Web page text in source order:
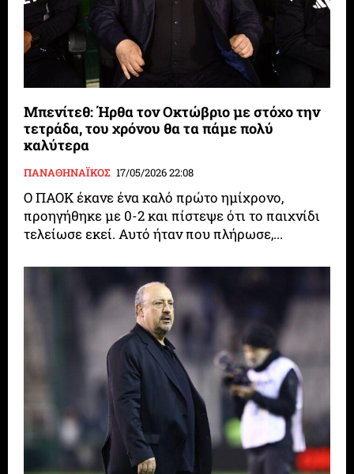
Μπενίτεθ: Ήρθα τον Οκτώβριο με στόχο την
τετράδα, του χρόνου θα τα πάμε πολύ
καλύτερα
ΠΑΝΑΘΗΝΑΪΚΟΣ 17/05/2026 22:08
Ο ΠΑΟΚ έκανε ένα καλό πρώτο ημίχρονο,
προηγήθηκε με 0-2 και πίστεψε ότι το παιχνίδι
τελείωσε εκεί. Αυτό ήταν που πλήρωσε,...